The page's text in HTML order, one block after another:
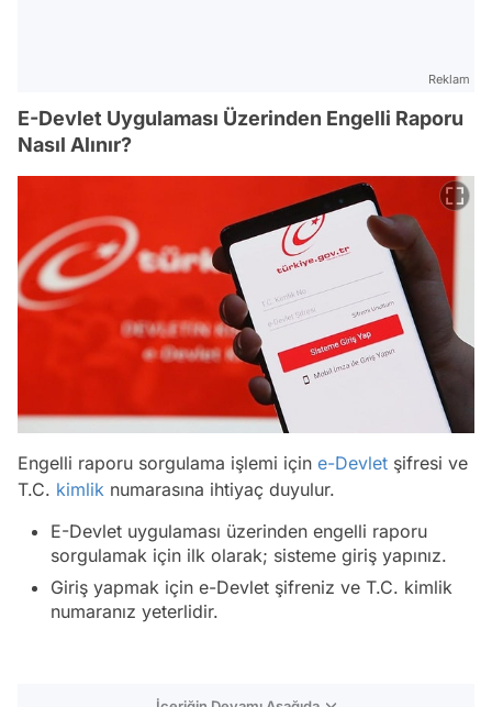
Reklam
E-Devlet Uygulaması Üzerinden Engelli Raporu
Nasıl Alınır?
Engelli raporu sorgulama işlemi için e-Devlet şifresi ve
T.C. kimlik numarasına ihtiyaç duyulur.
E-Devlet uygulaması üzerinden engelli raporu
sorgulamak için ilk olarak; sisteme giriş yapınız.
Giriş yapmak için e-Devlet şifreniz ve T.C. kimlik
numaranız yeterlidir.